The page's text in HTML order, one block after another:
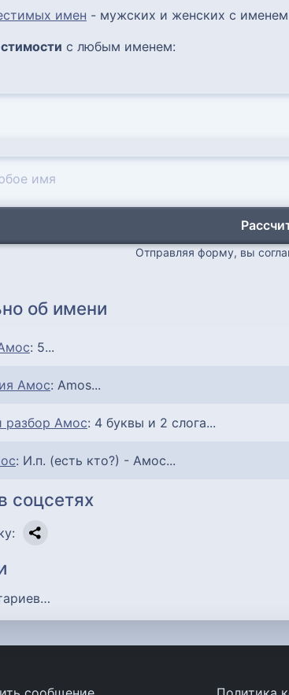
имен - мужских и женских с
с любым именем:
Отправляя форму, вы
об имени
: 5...
Амос: Amos...
разбор Амос: 4 буквы и 2 слога...
: И.п. (есть кто?) - Амос...
соцсетях